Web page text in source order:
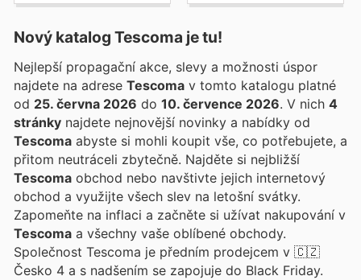
Nový katalog Tescoma je tu!
Nejlepší propagační akce, slevy a možnosti úspor
najdete na adrese Tescoma v tomto katalogu platné
od 25. června 2026 do 10. července 2026 . V nich 4
stránky najdete nejnovější novinky a nabídky od
Tescoma abyste si mohli koupit vše, co potřebujete, a
přitom neutráceli zbytečně. Najděte si nejbližší
Tescoma obchod nebo navštivte jejich internetový
obchod a využijte všech slev na letošní svátky.
Zapomeňte na inflaci a začněte si užívat nakupování v
Tescoma a všechny vaše oblíbené obchody.
Společnost Tescoma je předním prodejcem v 🇨🇿
Česko 4 a s nadšením se zapojuje do Black Friday.